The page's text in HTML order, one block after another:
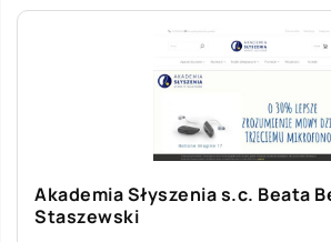
Akademia Słyszenia s.c. Beata
Staszewski